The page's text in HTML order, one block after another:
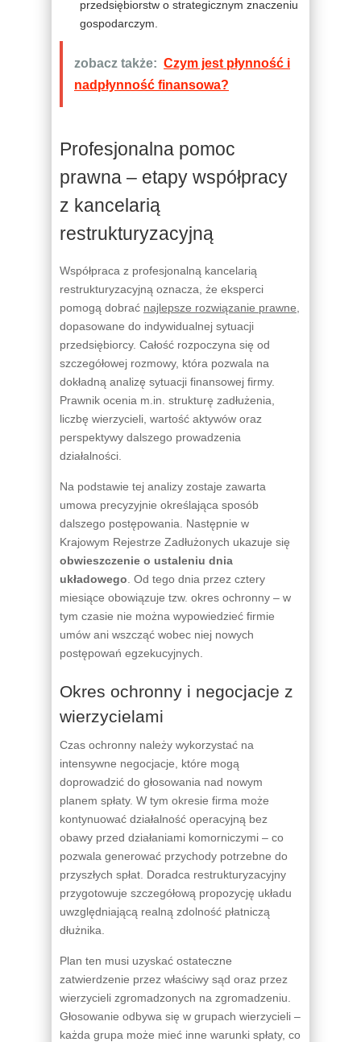
przedsiębiorstw o strategicznym znaczeniu
gospodarczym.
zobacz także: Czym jest płynność i
nadpłynność finansowa?
Profesjonalna pomoc
prawna – etapy współpracy
z kancelarią
restrukturyzacyjną
Współpraca z profesjonalną kancelarią
restrukturyzacyjną oznacza, że eksperci
pomogą dobrać najlepsze rozwiązanie prawne
dopasowane do indywidualnej sytuacji
przedsiębiorcy. Całość rozpoczyna się od
szczegółowej rozmowy, która pozwala na
dokładną analizę sytuacji finansowej firmy.
Prawnik ocenia m.in. strukturę zadłużenia,
liczbę wierzycieli, wartość aktywów oraz
perspektywy dalszego prowadzenia
działalności.
Na podstawie tej analizy zostaje zawarta
umowa precyzyjnie określająca sposób
dalszego postępowania. Następnie w
Krajowym Rejestrze Zadłużonych ukazuje się
obwieszczenie o ustaleniu dnia
układowego . Od tego dnia przez cztery
miesiące obowiązuje tzw. okres ochronny – w
tym czasie nie można wypowiedzieć firmie
umów ani wszcząć wobec niej nowych
postępowań egzekucyjnych.
Okres ochronny i negocjacje z
wierzycielami
Czas ochronny należy wykorzystać na
intensywne negocjacje, które mogą
doprowadzić do głosowania nad nowym
planem spłaty. W tym okresie firma może
kontynuować działalność operacyjną bez
obawy przed działaniami komorniczymi – co
pozwala generować przychody potrzebne do
przyszłych spłat. Doradca restrukturyzacyjny
przygotowuje szczegółową propozycję układu
uwzględniającą realną zdolność płatniczą
dłużnika.
Plan ten musi uzyskać ostateczne
zatwierdzenie przez właściwy sąd oraz przez
wierzycieli zgromadzonych na zgromadzeniu.
Głosowanie odbywa się w grupach wierzycieli –
każda grupa może mieć inne warunki spłaty, co